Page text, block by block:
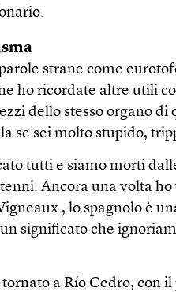
strane come
ho ricordate altre utili
dello stesso organo
se sei molto stupido,
tutti e siamo morti
Ancora una volta
, lo spagnolo è
significato che
a Río Cedro, con